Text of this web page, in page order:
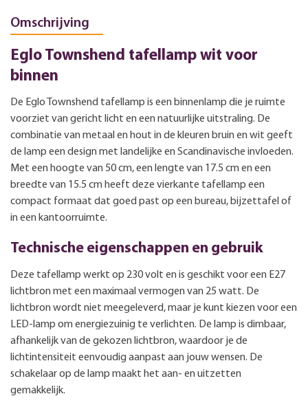
Omschrijving
Eglo Townshend tafellamp wit voor
binnen
De Eglo Townshend tafellamp is een binnenlamp die je ruimte
voorziet van gericht licht en een natuurlijke uitstraling. De
combinatie van metaal en hout in de kleuren bruin en wit geeft
de lamp een design met landelijke en Scandinavische invloeden.
Met een hoogte van 50 cm, een lengte van 17.5 cm en een
breedte van 15.5 cm heeft deze vierkante tafellamp een
compact formaat dat goed past op een bureau, bijzettafel of
in een kantoorruimte.
Technische eigenschappen en gebruik
Deze tafellamp werkt op 230 volt en is geschikt voor een E27
lichtbron met een maximaal vermogen van 25 watt. De
lichtbron wordt niet meegeleverd, maar je kunt kiezen voor een
LED-lamp om energiezuinig te verlichten. De lamp is dimbaar,
afhankelijk van de gekozen lichtbron, waardoor je de
lichtintensiteit eenvoudig aanpast aan jouw wensen. De
schakelaar op de lamp maakt het aan- en uitzetten
gemakkelijk.